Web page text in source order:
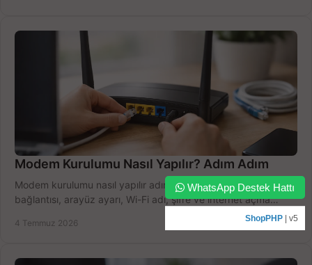
Modem Kurulumu Nasıl Yapılır? Adım Adım
Modem kurulumu nasıl yapılır adım adım öğrenin. Kablo
bağlantısı, arayüz ayarı, Wi-Fi adı, şifre ve internet açma
4 Temmuz 2026
WhatsApp Destek Hattı
ShopPHP | v5